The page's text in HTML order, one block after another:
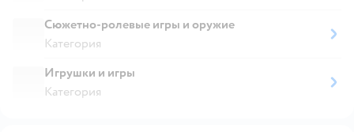
Сюжетно-ролевые игры и оружие
Категория
Игрушки и игры
Категория